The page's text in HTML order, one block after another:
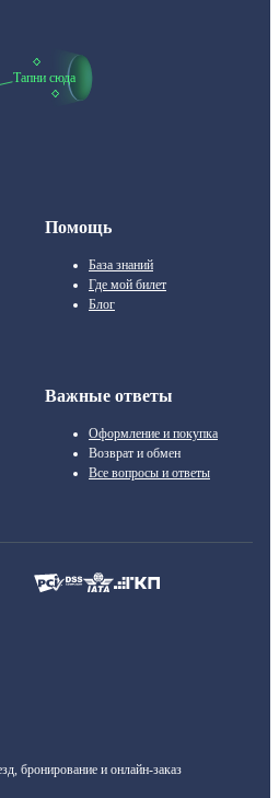
Тапни сюда
Помощь
База знаний
Где мой билет
Блог
Важные ответы
Оформление и покупка
Возврат и обмен
Все вопросы и ответы
бронирование и онлайн-заказ